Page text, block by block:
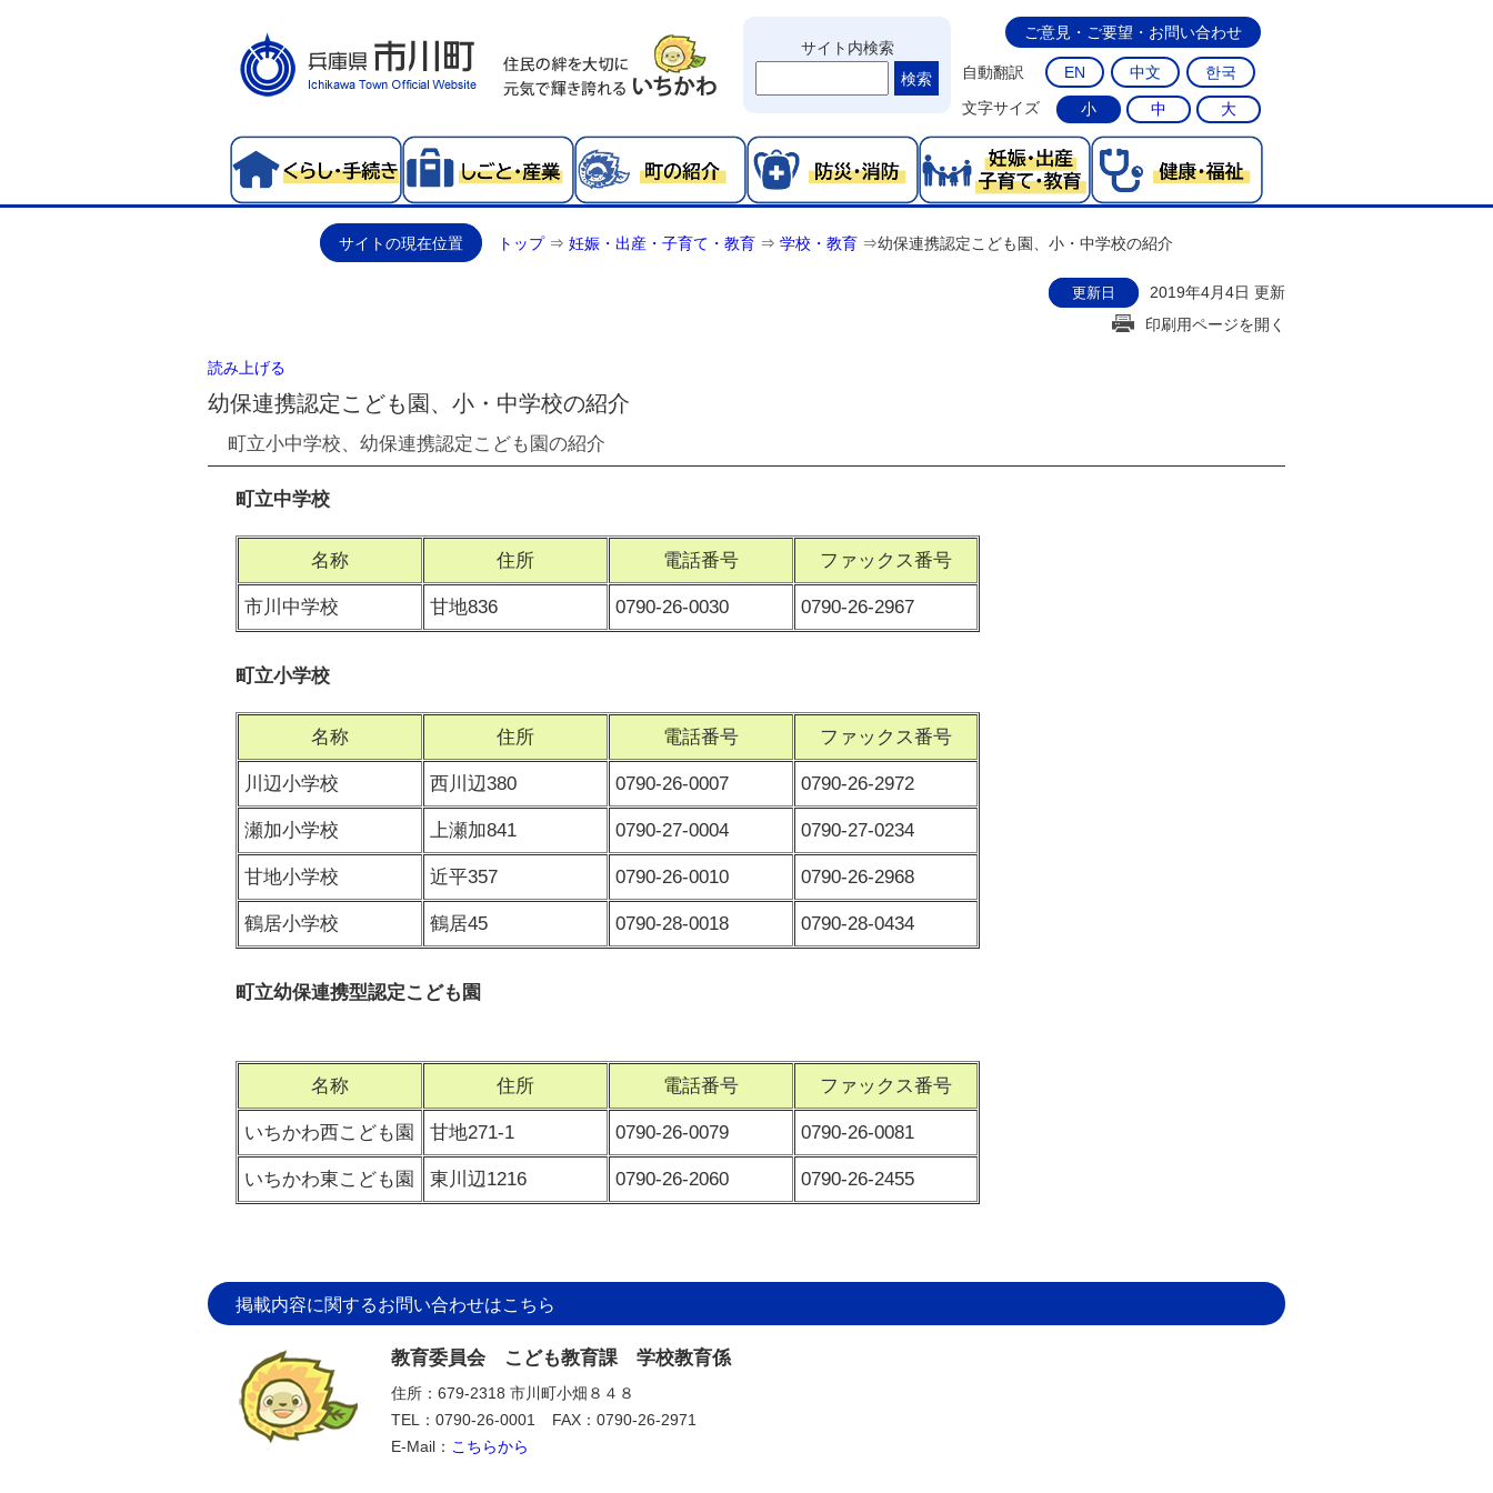
サイト内検索
検索
ご意見・ご要望・お問い合わせ
自動翻訳 EN 中文
한국
文字サイズ
小 中 大
サイトの現在位置 トップ⇒ 妊娠・出産・子育て・教育 ⇒ 学校・教育 ⇒幼保連携認定こども園、小・中学校の紹介
更新日
2019年4月4日 更新
印刷用ページを開く
読み上げる
幼保連携認定こども園、小・中学校の紹介
町立小中学校、幼保連携認定こども園の紹介
町立中学校
名称 住所 電話番号 ファックス番号
市川中学校 甘地836 0790-26-0030 0790-26-2967
町立小学校
名称 住所 電話番号 ファックス番号
川辺小学校 西川辺380 0790-26-0007 0790-26-2972
瀬加小学校 上瀬加841 0790-27-0004 0790-27-0234
甘地小学校 近平357 0790-26-0010 0790-26-2968
鶴居小学校 鶴居45 0790-28-0018 0790-28-0434
町立幼保連携型認定こども園
名称 住所 電話番号 ファックス番号
いちかわ西こども園 甘地271-1 0790-26-0079 0790-26-0081
いちかわ東こども園 東川辺1216 0790-26-2060 0790-26-2455
掲載内容に関するお問い合わせはこちら
教育委員会 こども教育課 学校教育係
住所：679-2318 市川町小畑８４８
TEL：0790-26-0001
FAX：0790-26-2971
E-Mail： こちらから